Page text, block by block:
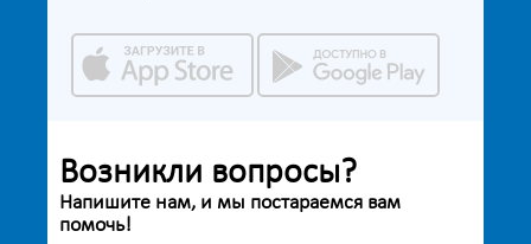
Возникли вопросы?
Напишите нам, и мы постараемся вам
помочь!